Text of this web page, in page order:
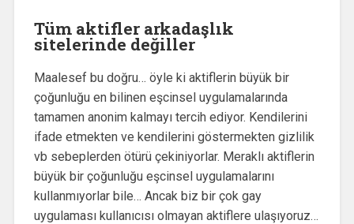
Tüm aktifler arkadaşlık
sitelerinde değiller
Maalesef bu doğru… öyle ki aktiflerin büyük bir
çoğunluğu en bilinen eşcinsel uygulamalarında
tamamen anonim kalmayı tercih ediyor. Kendilerini
ifade etmekten ve kendilerini göstermekten gizlilik
vb sebeplerden ötürü çekiniyorlar. Meraklı aktiflerin
büyük bir çoğunluğu eşcinsel uygulamalarını
kullanmıyorlar bile… Ancak biz bir çok gay
uygulaması kullanıcısı olmayan aktiflere ulaşıyoruz…